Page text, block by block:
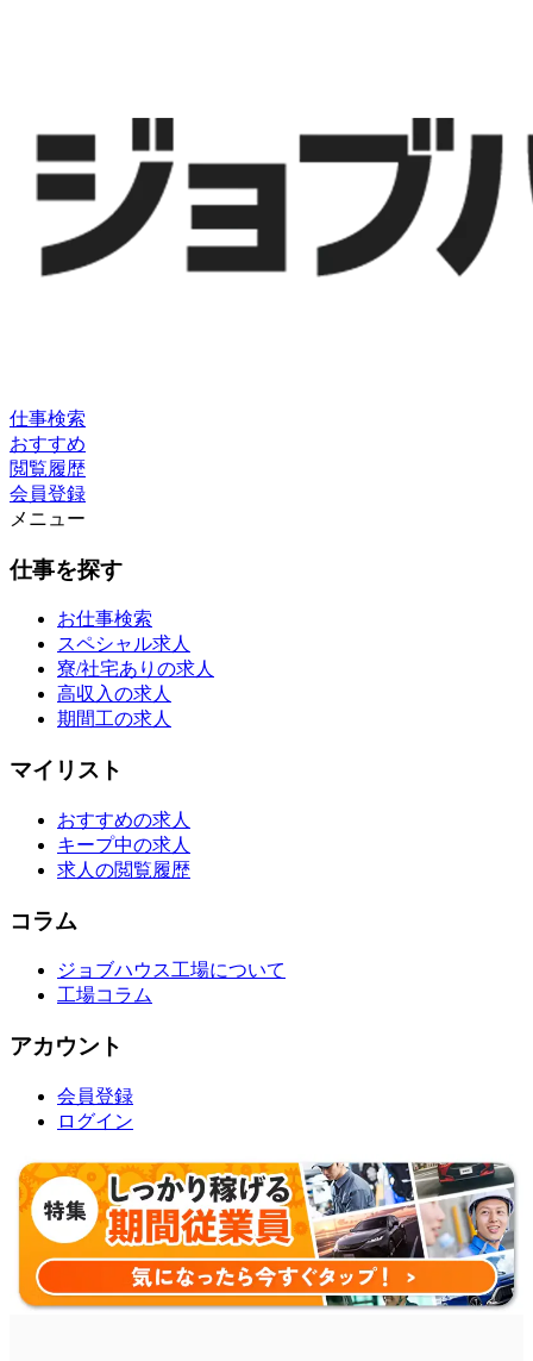
仕事検索
おすすめ
閲覧履歴
会員登録
メニュー
仕事を探す
お仕事検索
スペシャル求人
寮/社宅ありの求人
高収入の求人
期間工の求人
マイリスト
おすすめの求人
キープ中の求人
求人の閲覧履歴
コラム
ジョブハウス工場について
工場コラム
アカウント
会員登録
ログイン